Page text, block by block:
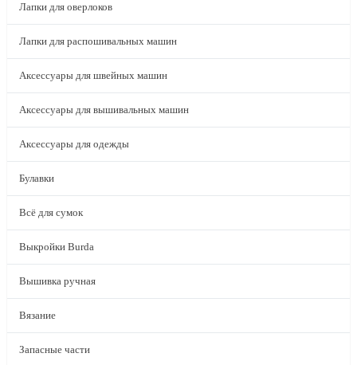
Лапки для оверлоков
Лапки для распошивальных машин
Аксессуары для швейных машин
Аксессуары для вышивальных машин
Аксессуары для одежды
Булавки
Всё для сумок
Выкройки Burda
Вышивка ручная
Вязание
Запасные части